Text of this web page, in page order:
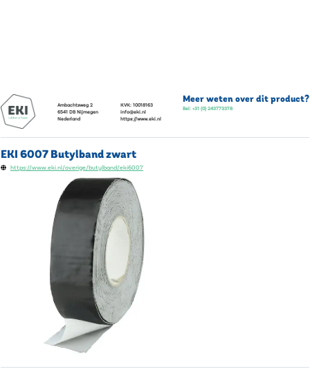
Ambachtsweg 2
6541 DB Nijmegen
Nederland
KVK: 10018163
info@eki.nl
https://www.eki.nl
Meer weten over dit product?
Bel: +31 (0) 243773378
EKI 6007 Butylband zwart
https://www.eki.nl/overige/butylband/eki6007